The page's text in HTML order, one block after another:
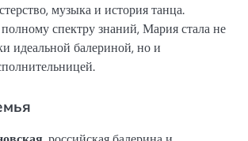
музыка и история танца.
спектру знаний, Мария стала не
идеальной балериной, но и